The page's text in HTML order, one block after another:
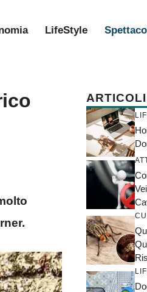
LifeStyle